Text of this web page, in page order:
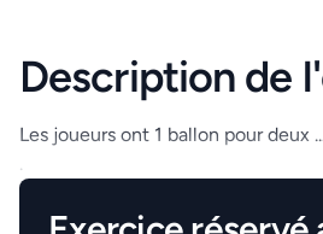
Description de
Les joueurs ont 1 ballon pour deux
.